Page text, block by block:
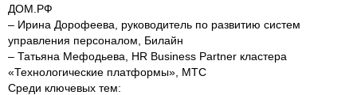
ДОМ.РФ
– Ирина Дорофеева, руководитель по развитию систем
управления персоналом, Билайн
– Татьяна Мефодьева, HR Business Partner кластера
«Технологические платформы», МТС
Среди ключевых тем: